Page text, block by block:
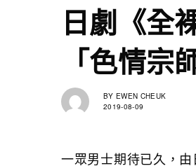
日劇《全
「色情
BY EWEN CHEUK
2019-08-09
一眾男士期待已久，